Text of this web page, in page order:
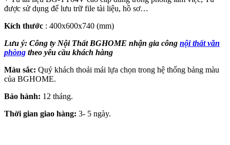
được sử dụng để lưu trữ file tài liệu, hồ sơ…
Kích thước : 400x600x740 (mm)
Lưu ý: Công ty Nội Thất BGHOME nhận gia công nội thất văn
phòng theo yêu cầu khách hàng
Màu sắc: Quý khách thoải mái lựa chọn trong hệ thống bảng màu
của BGHOME.
Bảo hành: 12 tháng.
Thời gian giao hàng: 3- 5 ngày.